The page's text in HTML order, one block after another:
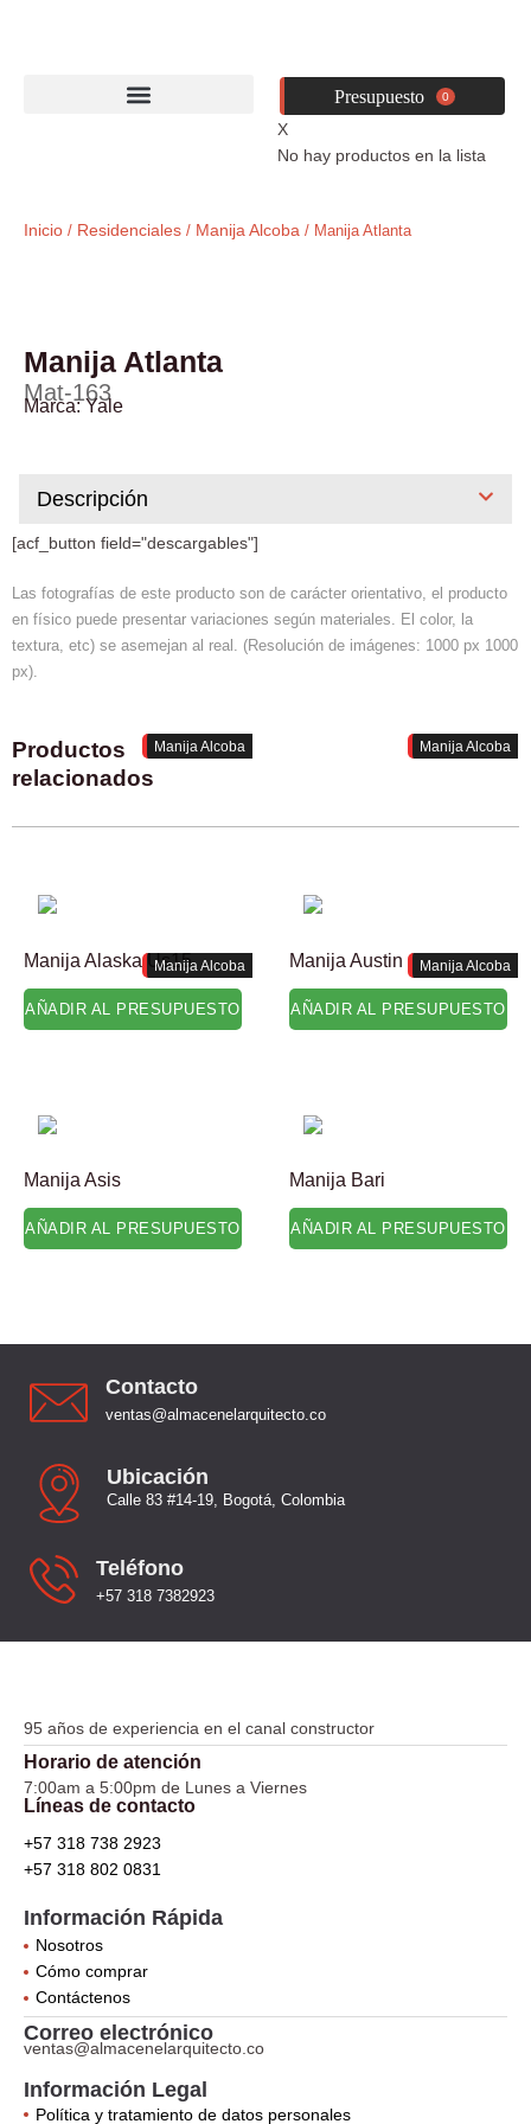
0
X
No hay productos en la lista
Inicio / Residenciales / Manija Alcoba / Manija Atlanta
Manija Atlanta
Mat-163
Marca:Yale
Descripción
[acf_button field="descargables"]
Las fotografías de este producto son de carácter orientativo, el producto
en físico puede presentar variaciones según materiales. El color, la
textura, etc) se asemejan al real. (Resolución de imágenes: 1000 px 1000
px).
Productos
relacionados
Manija Alaska Us15
Manija Alcoba
AÑADIR AL PRESUPUESTO
Manija Austin
Manija Alcoba
AÑADIR AL PRESUPUESTO
Manija Asis
Manija Alcoba
AÑADIR AL PRESUPUESTO
Manija Bari
Manija Alcoba
AÑADIR AL PRESUPUESTO
Contacto
ventas@almacenelarquitecto.co
Ubicación
Calle 83 #14-19, Bogotá, Colombia
Teléfono
+57 318 7382923
95 años de experiencia en el canal constructor
Horario de atención
7:00am a 5:00pm de Lunes a Viernes
Líneas de contacto
+57 318 738 2923
+57 318 802 0831
Información Rápida
Nosotros
Cómo comprar
Contáctenos
Correo electrónico
ventas@almacenelarquitecto.co
Información Legal
Política y tratamiento de datos personales